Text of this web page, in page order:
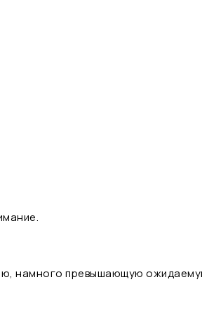
намного превышающую